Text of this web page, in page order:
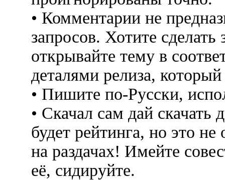
• Комментарии не
запросов. Хотите
открывайте тему в
деталями релиза,
• Пишите по-Русски,
• Скачал сам дай скачать
будет рейтинга, но это не
на раздачах! Имейте
её, сидируйте.